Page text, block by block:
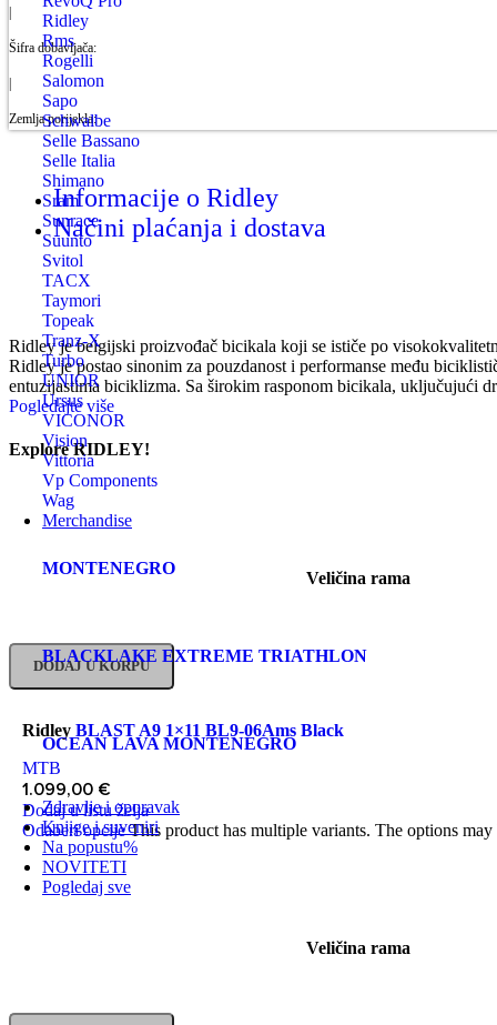
Ridley
Rms
Rogelli
Salomon
Sapo
Schwalbe
Selle Bassano
Selle Italia
Shimano
Sram
Sunrace
Suunto
Svitol
TACX
Taymori
Topeak
Tranz-X
Turbo
UNIOR
Ursus
VICONOR
Vision
Vittoria
Vp Components
Wag
Merchandise
MONTENEGRO
BLACKLAKE EXTREME TRIATHLON
OCEAN LAVA MONTENEGRO
Zdravlje i oporavak
Knjige i suveniri
Na popustu%
NOVITETI
Pogledaj sve
Šifra dobavljača:
Zemlja porijekla:
Informacije o Ridley
Načini plaćanja i dostava
Ridley je belgijski proizvođač bicikala koji se ističe po
Ridley je postao sinonim za pouzdanost i performanse među
entuzijastima biciklizma. Sa širokim rasponom bicikala, uključujući
Pogledajte više
Explore RIDLEY!
Veličina rama
DODAJ U KORPU
Ridley BLAST A9 1×11 BL9-06Ams Black
MTB
1.099,00 €
Dodaj u listu želja
Odaberi opcije This product has multiple variants. The options
Veličina rama